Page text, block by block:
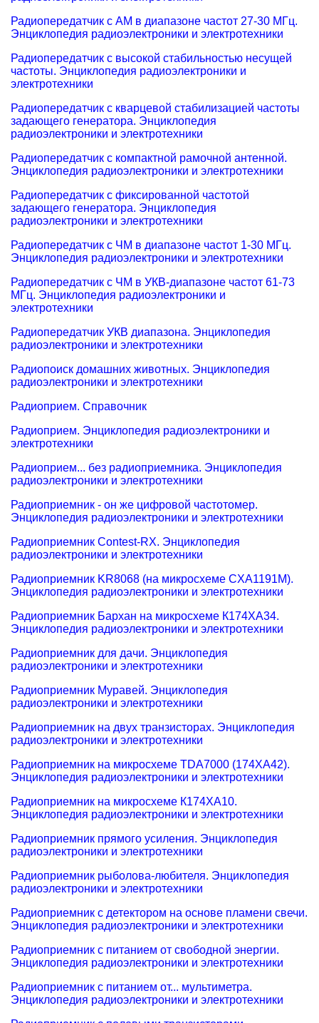
Радиопередатчик с AM в диапазоне частот 27-30 МГц.
Энциклопедия радиоэлектроники и электротехники
Радиопередатчик с высокой стабильностью несущей
частоты. Энциклопедия радиоэлектроники и
электротехники
Радиопередатчик с кварцевой стабилизацией частоты
задающего генератора. Энциклопедия
радиоэлектроники и электротехники
Радиопередатчик с компактной рамочной антенной.
Энциклопедия радиоэлектроники и электротехники
Радиопередатчик с фиксированной частотой
задающего генератора. Энциклопедия
радиоэлектроники и электротехники
Радиопередатчик с ЧМ в диапазоне частот 1-30 МГц.
Энциклопедия радиоэлектроники и электротехники
Радиопередатчик с ЧМ в УКВ-диапазоне частот 61-73
МГц. Энциклопедия радиоэлектроники и
электротехники
Радиопередатчик УКВ диапазона. Энциклопедия
радиоэлектроники и электротехники
Радиопоиск домашних животных. Энциклопедия
радиоэлектроники и электротехники
Радиоприем. Справочник
Радиоприем. Энциклопедия радиоэлектроники и
электротехники
Радиоприем... без радиоприемника. Энциклопедия
радиоэлектроники и электротехники
Радиоприемник - он же цифровой частотомер.
Энциклопедия радиоэлектроники и электротехники
Радиоприемник Contest-RX. Энциклопедия
радиоэлектроники и электротехники
Радиоприемник KR8068 (на микросхеме CXA1191M).
Энциклопедия радиоэлектроники и электротехники
Радиоприемник Бархан на микросхеме К174ХА34.
Энциклопедия радиоэлектроники и электротехники
Радиоприемник для дачи. Энциклопедия
радиоэлектроники и электротехники
Радиоприемник Муравей. Энциклопедия
радиоэлектроники и электротехники
Радиоприемник на двух транзисторах. Энциклопедия
радиоэлектроники и электротехники
Радиоприемник на микросхеме TDA7000 (174XA42).
Энциклопедия радиоэлектроники и электротехники
Радиоприемник на микросхеме К174ХА10.
Энциклопедия радиоэлектроники и электротехники
Радиоприемник прямого усиления. Энциклопедия
радиоэлектроники и электротехники
Радиоприемник рыболова-любителя. Энциклопедия
радиоэлектроники и электротехники
Радиоприемник с детектором на основе пламени свечи.
Энциклопедия радиоэлектроники и электротехники
Радиоприемник с питанием от свободной энергии.
Энциклопедия радиоэлектроники и электротехники
Радиоприемник с питанием от... мультиметра.
Энциклопедия радиоэлектроники и электротехники